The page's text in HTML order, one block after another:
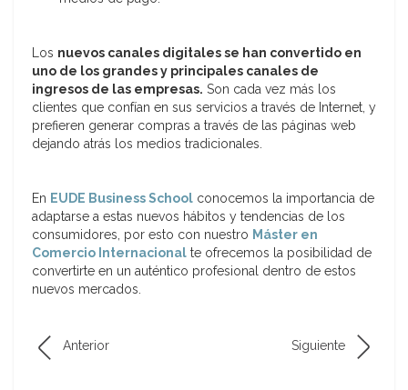
Los nuevos canales digitales se han convertido en
uno de los grandes y principales canales de
ingresos de las empresas. Son cada vez más los
clientes que confían en sus servicios a través de Internet, y
prefieren generar compras a través de las páginas web
dejando atrás los medios tradicionales.
En EUDE Business School conocemos la importancia de
adaptarse a estas nuevos hábitos y tendencias de los
consumidores, por esto con nuestro Máster en
Comercio Internacional te ofrecemos la posibilidad de
convertirte en un auténtico profesional dentro de estos
nuevos mercados.
Anterior Siguiente